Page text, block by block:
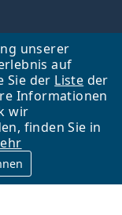
unserer
auf
Sie der Liste der
Informationen
wir
finden Sie in
oben
Betreiber des Online-
wir für Sie da.